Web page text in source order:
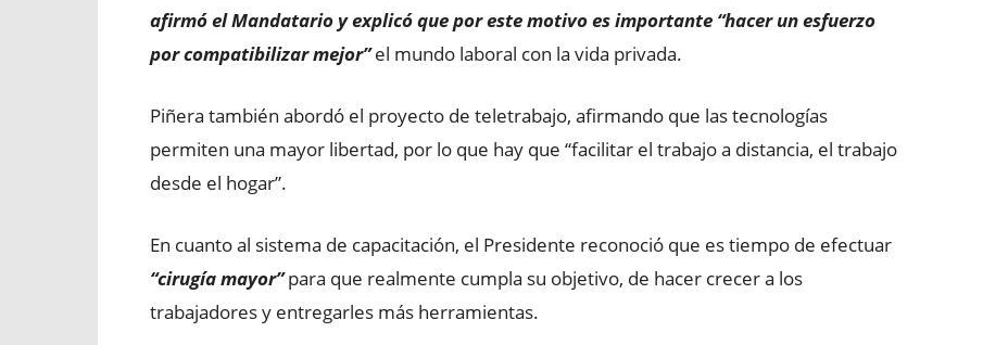
afirmó el Mandatario y explicó que por este motivo es importante “hacer un esfuerzo
por compatibilizar mejor”el mundo laboral con la vida privada.
Piñera también abordó el proyecto de teletrabajo, afirmando que las tecnologías
permiten una mayor libertad, por lo que hay que “facilitar el trabajo a distancia, el trabajo
desde el hogar”.
En cuanto al sistema de capacitación, el Presidente reconoció que es tiempo de efectuar
“cirugía mayor” para que realmente cumpla su objetivo, de hacer crecer a los
trabajadores y entregarles más herramientas.